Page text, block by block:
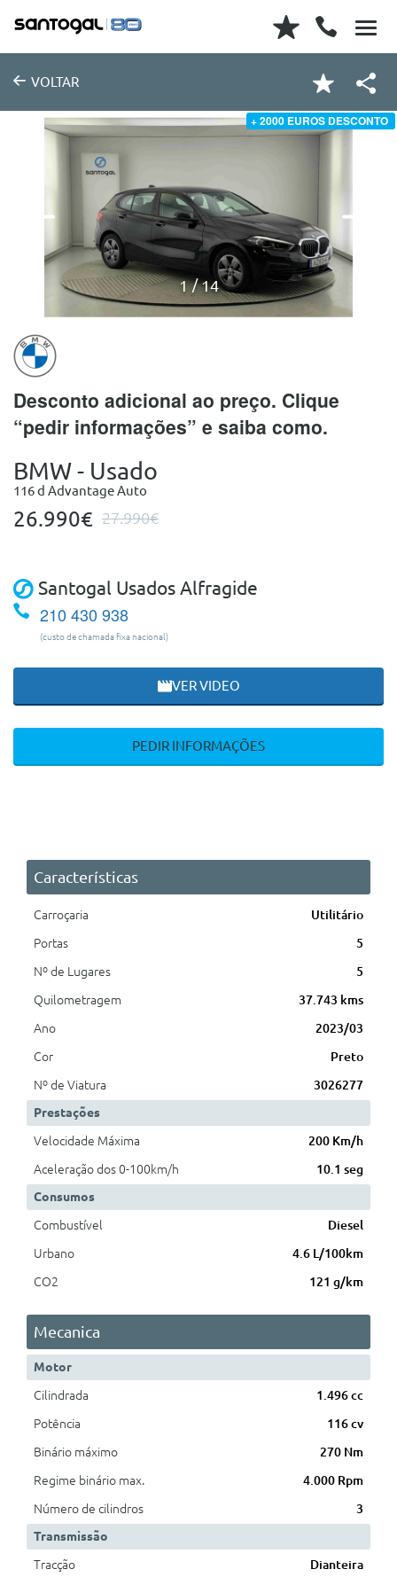
VOLTAR
+ 2000 EUROS DESCONTO
1 14
Desconto adicional ao preço. Clique
“pedir informações” e saiba como.
BMW - Usado
116 d Advantage Auto
26.990€ 27.990€
Santogal Usados Alfragide
210 430 938
(custo de chamada fixa nacional)
VER VIDEO
PEDIR INFORMAÇÕES
Características
Carroçaria
Utilitário
Portas
5
Nº de Lugares
5
Quilometragem
37.743 kms
Ano
2023/03
Cor
Preto
Nº de Viatura
3026277
Prestações
Velocidade Máxima
200 Km/h
Aceleração dos 0-100km/h
10.1 seg
Consumos
Combustível
Diesel
Urbano
4.6 L/100km
CO2
121 g/km
Mecanica
Motor
Cilindrada
1.496 cc
Potência
116 cv
Binário máximo
270 Nm
Regime binário max.
4.000 Rpm
Número de cilindros
3
Transmissão
Tracção
Dianteira